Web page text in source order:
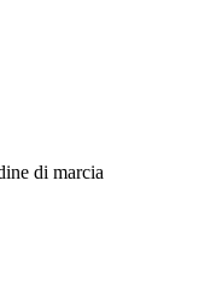
di marcia